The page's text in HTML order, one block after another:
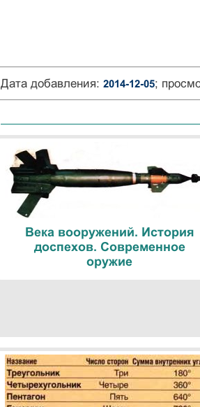
Дата добавления: 2014-12-05;
Века вооружений. История
доспехов. Современное
оружие